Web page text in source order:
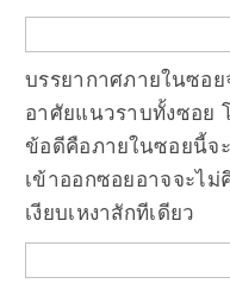
บรรยากาศภายในซอ
อาศัยแนวราบทั้งซอย
ข้อดีคือภายในซอยนี้จ
เข้าออกซอยอาจจะไ
เงียบเหงาสักทีเดียว